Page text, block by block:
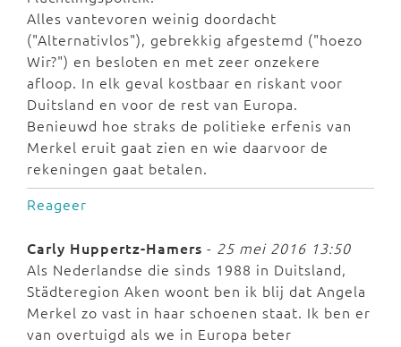
Alles vantevoren weinig doordacht
("Alternativlos"), gebrekkig afgestemd ("hoezo
Wir?") en besloten en met zeer onzekere
afloop. In elk geval kostbaar en riskant voor
Duitsland en voor de rest van Europa.
Benieuwd hoe straks de politieke erfenis van
Merkel eruit gaat zien en wie daarvoor de
rekeningen gaat betalen.
Reageer
Carly Huppertz-Hamers - 25 mei 2016 13:50
Als Nederlandse die sinds 1988 in Duitsland,
Städteregion Aken woont ben ik blij dat Angela
Merkel zo vast in haar schoenen staat. Ik ben er
van overtuigd als we in Europa beter